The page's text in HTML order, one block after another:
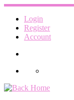
Skip
content
Login
Register
Account